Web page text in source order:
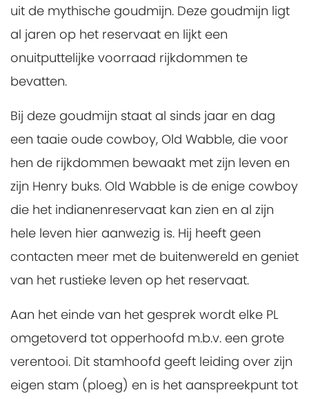
uit de mythische goudmijn. Deze goudmijn ligt
al jaren op het reservaat en lijkt een
onuitputtelijke voorraad rijkdommen te
bevatten.
Bij deze goudmijn staat al sinds jaar en dag
een taaie oude cowboy, Old Wabble, die voor
hen de rijkdommen bewaakt met zijn leven en
zijn Henry buks. Old Wabble is de enige cowboy
die het indianenreservaat kan zien en al zijn
hele leven hier aanwezig is. Hij heeft geen
contacten meer met de buitenwereld en geniet
van het rustieke leven op het reservaat.
Aan het einde van het gesprek wordt elke PL
omgetoverd tot opperhoofd m.b.v. een grote
verentooi. Dit stamhoofd geeft leiding over zijn
eigen stam (ploeg) en is het aanspreekpunt tot